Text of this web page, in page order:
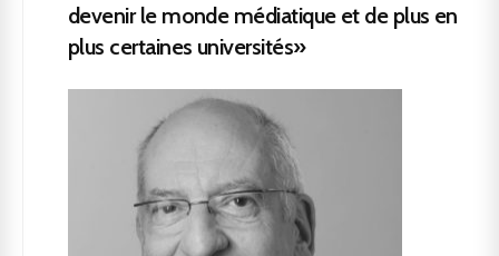
devenir le monde médiatique et de plus en
plus certaines universités»